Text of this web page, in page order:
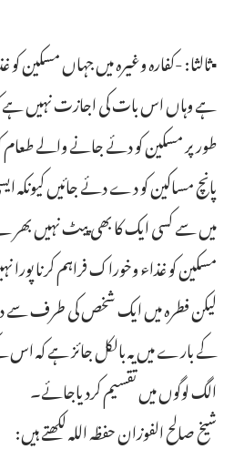
▪ثالثا: -کفارہ وغیرہ میں جہاں مسکین
ہے وہاں اس بات کی اجازت نہیں
طور پر مسکین کو دئے جانے والے طعام
پانچ مساکین کو دے دئے جائیں
میں سے کسی ایک کا بھی پیٹ نہیں
مسکین کو غذاء وخوراک فراہم کرنا پورا
لیکن فطرہ میں ایک شخص کی طرف
کے بارے میں یہ بالکل جائز ہے کہ اس
الگ لوگوں میں تقسیم کردیاجائے۔
شیخ صالح الفوزان حفظہ اللہ لکھتے ہیں: